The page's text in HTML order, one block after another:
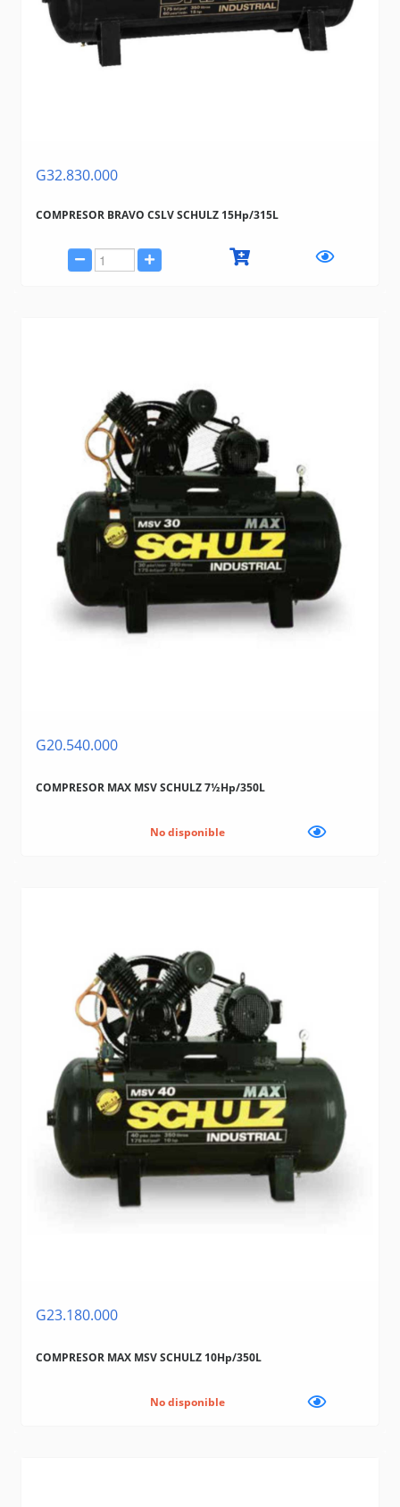
G32.830.000
COMPRESOR BRAVO CSLV SCHULZ 15Hp/315L
G20.540.000
COMPRESOR MAX MSV SCHULZ 7½Hp/350L
No disponible
G23.180.000
COMPRESOR MAX MSV SCHULZ 10Hp/350L
No disponible